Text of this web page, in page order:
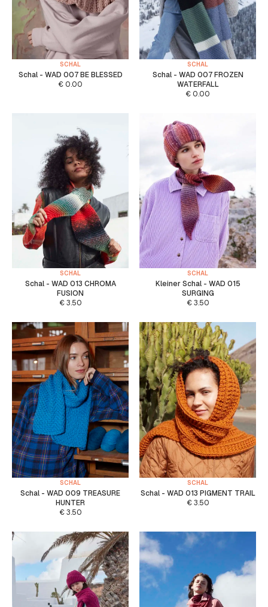
SCHAL
Schal - WAD 007 BE BLESSED
€ 0.00
SCHAL
Schal - WAD 007 FROZEN
WATERFALL
€ 0.00
SCHAL
Schal - WAD 013 CHROMA
FUSION
€3.50
SCHAL
Kleiner Schal - WAD 015
SURGING
€3.50
SCHAL
Schal - WAD 009 TREASURE
HUNTER
€3.50
SCHAL
Schal - WAD 013 PIGMENT TRAIL
€3.50